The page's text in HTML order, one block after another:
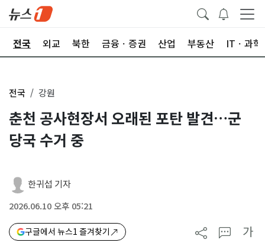
전국 외교 북한 금융ㆍ증권 산업 부동산 ITㆍ과학
전국 강원
춘천 공사현장서 오래된 포탄 발견…군
당국 수거 중
한귀섭 기자
2026.06.10 오후 05:21
구글에서 뉴스1 즐겨찾기 가